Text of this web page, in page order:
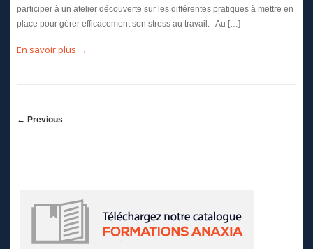
participer à un atelier découverte sur les différentes pratiques à mettre en
place pour gérer efficacement son stress au travail. Au […]
En savoir plus →
← Previous